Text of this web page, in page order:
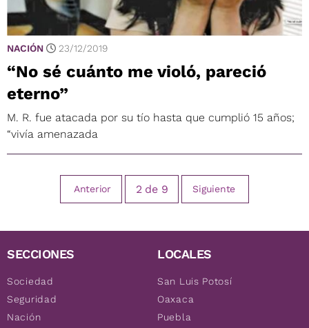
NACIÓN 23/12/2019
“No sé cuánto me violó, pareció
eterno”
M. R. fue atacada por su tío hasta que cumplió 15 años;
“vivía amenazada
Anterior 2 de 9 Siguiente
SECCIONES
Sociedad
Seguridad
Nación
LOCALES
San Luis Potosí
Oaxaca
Puebla